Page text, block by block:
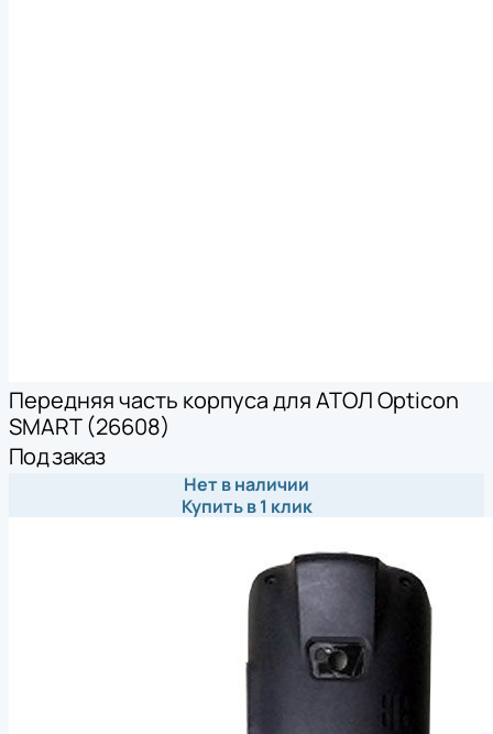
Передняя часть корпуса для АТОЛ Opticon
SMART (26608)
Под заказ
Нет в наличии
Купить в 1 клик